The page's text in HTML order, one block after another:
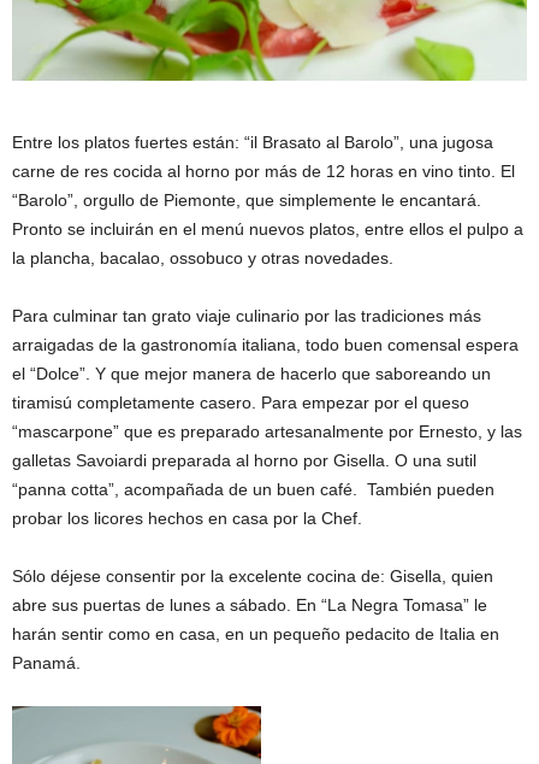
Entre los platos fuertes están: “il Brasato al Barolo”, una jugosa
carne de res cocida al horno por más de 12 horas en vino tinto. El
“Barolo”, orgullo de Piemonte, que simplemente le encantará.
Pronto se incluirán en el menú nuevos platos, entre ellos el pulpo a
la plancha, bacalao, ossobuco y otras novedades.
Para culminar tan grato viaje culinario por las tradiciones más
arraigadas de la gastronomía italiana, todo buen comensal espera
el “Dolce”. Y que mejor manera de hacerlo que saboreando un
tiramisú completamente casero. Para empezar por el queso
“mascarpone” que es preparado artesanalmente por Ernesto, y las
galletas Savoiardi preparada al horno por Gisella. O una sutil
“panna cotta”, acompañada de un buen café. También pueden
probar los licores hechos en casa por la Chef.
Sólo déjese consentir por la excelente cocina de: Gisella, quien
abre sus puertas de lunes a sábado. En “La Negra Tomasa” le
harán sentir como en casa, en un pequeño pedacito de Italia en
Panamá.